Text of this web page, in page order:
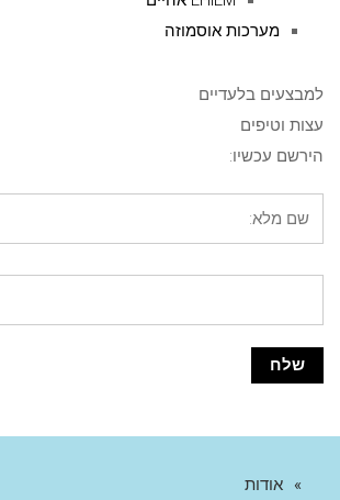
מערכות אוסמוזה
למבצעים בלעדיים
עצות וטיפים
הירשם עכשיו:
אודות